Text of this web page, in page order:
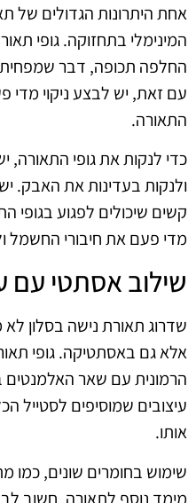
אחת היתרונות הגדולים של
החלפה תכופה, דבר שמפחית
עם זאת, יש לבצע ניקוי מדי
התאורה.
כדי לנקות את גופי
ולנקות בעדינות את האבק.
קשים שיכולים לפגוע בגופי
מדי פעם את חיבורי החשמל
שילוב אסתטי עם
שדרוג תאורת נישה בסלון
אלא גם באסתטיקה. גופי
הרמונית עם שאר האלמנטים
עיצובים שמוסיפים לסטייל
אותו.
שימוש בחומרים שונים, כמו
מימד נוסף לתאורה. חשוב